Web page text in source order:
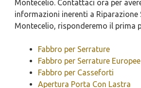
Fabbro per Serrature
Fabbro per Serrature Europee
Fabbro per Casseforti
Apertura Porta Con Lastra